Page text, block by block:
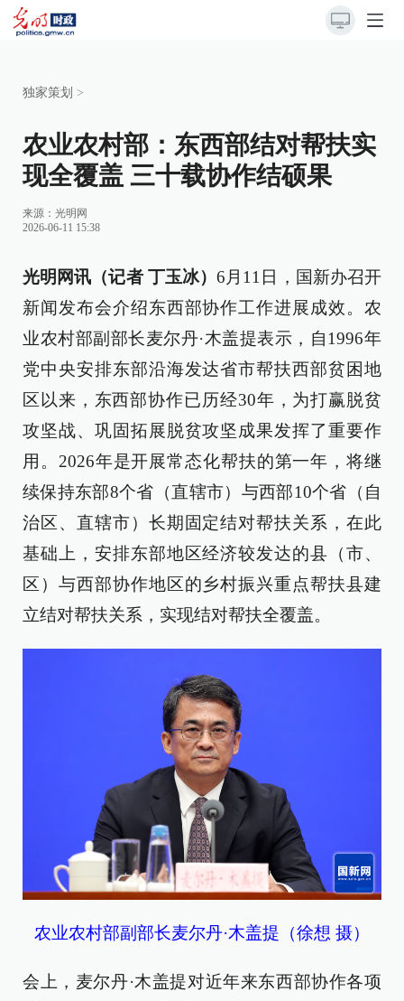
独家策划 >
农业农村部：东西部结对帮扶实
现全覆盖 三十载协作结硕果
来源： 光明网
2026-06-11 15:38
光明网讯（记者 丁玉冰）6月11日，国新办召开
新闻发布会介绍东西部协作工作进展成效。农
业农村部副部长麦尔丹·木盖提表示，自1996年
党中央安排东部沿海发达省市帮扶西部贫困地
区以来，东西部协作已历经30年，为打赢脱贫
攻坚战、巩固拓展脱贫攻坚成果发挥了重要作
用。2026年是开展常态化帮扶的第一年，将继
续保持东部8个省（直辖市）与西部10个省（自
治区、直辖市）长期固定结对帮扶关系，在此
基础上，安排东部地区经济较发达的县（市、
区）与西部协作地区的乡村振兴重点帮扶县建
立结对帮扶关系，实现结对帮扶全覆盖。
农业农村部副部长麦尔丹·木盖提（徐想 摄）
会上，麦尔丹·木盖提对近年来东西部协作各项